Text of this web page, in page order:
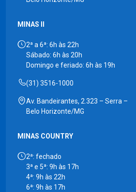
MINAS II
2ª a 6ª: 6h às 22h
Sábado: 6h às 20h
Domingo e feriado: 6h às 19h
(31) 3516-1000
Av. Bandeirantes, 2.323 – Serra –
Belo Horizonte/MG
MINAS COUNTRY
2ª: fechado
3ª e 5ª: 9h às 17h
4ª: 9h às 22h
6ª: 9h às 17h